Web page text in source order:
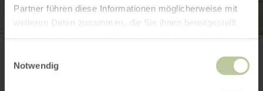
Partner führen diese Informationen möglicherweise mit
weiteren Daten zusammen, die Sie ihnen bereitgestellt
Notwendig
Heimbach Tourismus e.V.
52396 Heimbach
E-Mail